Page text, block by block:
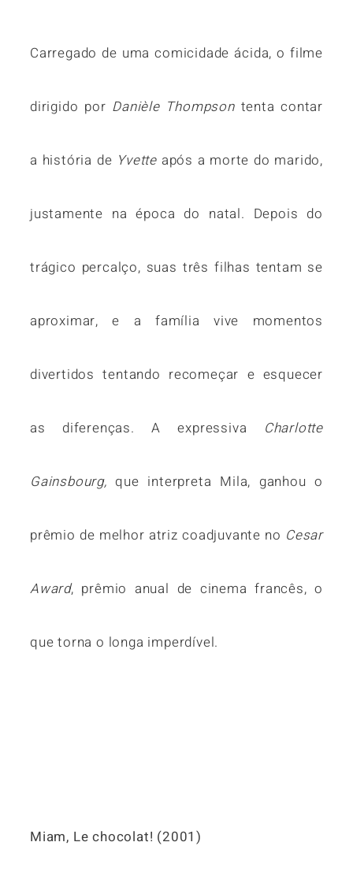
Carregado de uma comicidade ácida, o filme
dirigido por Danièle Thompsontenta contar
a história de Yvetteapós a morte do marido,
justamente na época do natal. Depois do
trágico percalço, suas três filhas tentam se
aproximar, e a família vive momentos
divertidos tentando recomeçar e esquecer
as diferenças. A expressiva Charlotte
Gainsbourg, que interpreta Mila, ganhou o
prêmio de melhor atriz coadjuvante no Cesar
Award, prêmio anual de cinema francês, o
que torna o longa imperdível.
Miam, Le chocolat! (2001)